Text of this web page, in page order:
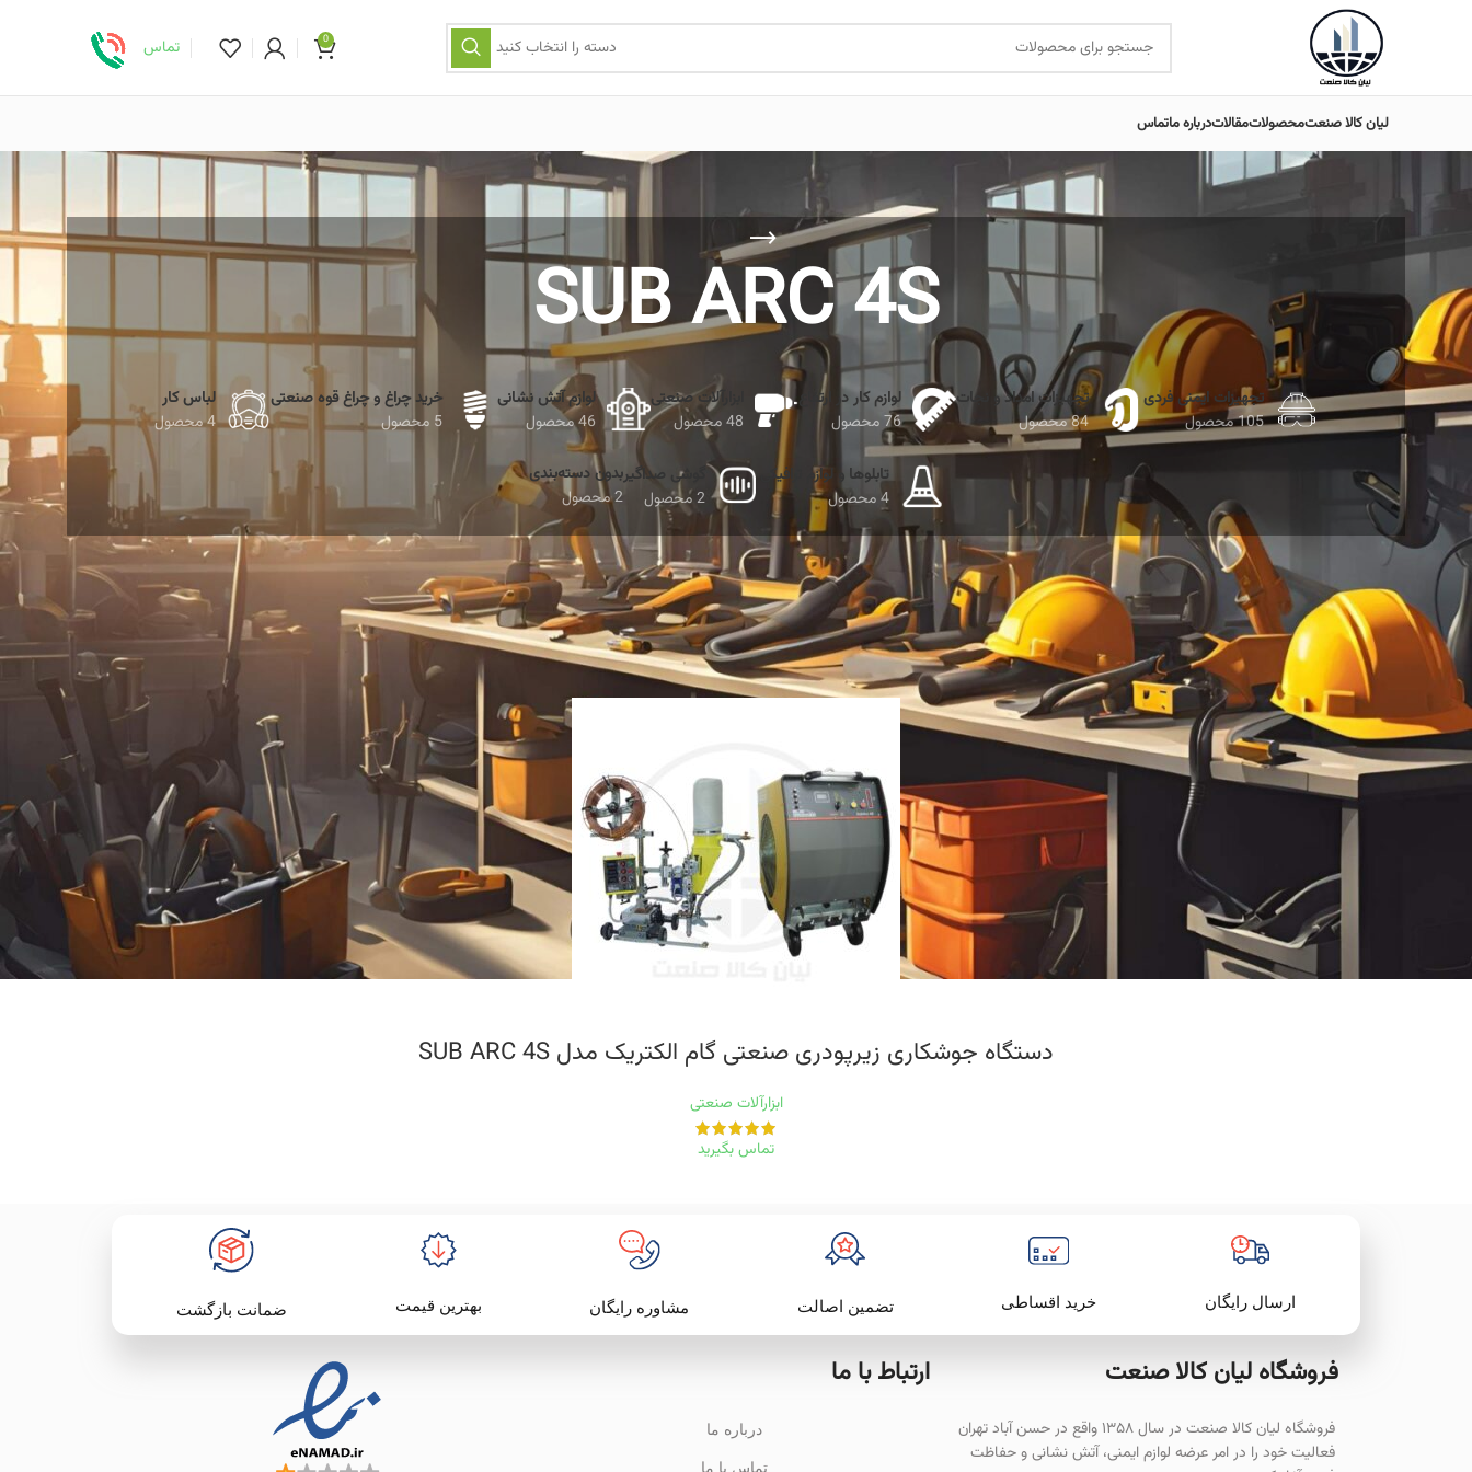
دسته را انتخاب کنید 0 تماس
لیان کالا صنعتمحصولاتمقالاتدرباره ماتماس
SUB ARC 4S
تجهیزات ایمنی فردی
105 محصول
تجهیزات امداد و نجات
84 محصول
لوازم کار در ارتفاع
76 محصول
ابزارآلات صنعتی
48 محصول
لوازم آتش نشانی
46 محصول
خرید چراغ و چراغ قوه صنعتی
5 محصول
لباس کار
4 محصول
تابلوها و لوازم ترافیکی
4 محصول
گوشی صداگیر
2 محصول
بدون دسته‌بندی
2 محصول
خانه محصولات برچسب خورده “SUB ARC 4S” نمایش دهید 9
12
18
دستگاه جوشکاری زیرپودری صنعتی گام الکتریک مدل SUB ARC 4S
ابزارآلات صنعتی
تماس بگیرید
ارسال رایگان خرید اقساطی تضمین اصالت مشاوره رایگان بهترین قیمت ضمانت بازگشت
فروشگاه لیان‌ کالا صنعت
فروشگاه لیان کالا صنعت در سال ۱۳۵۸ واقع در حسن آباد تهران
فعالیت خود را در امر عرضه لوازم ایمنی، آتش نشانی و حفاظت
ارتباط با ما
درباره ما
تماس با ما